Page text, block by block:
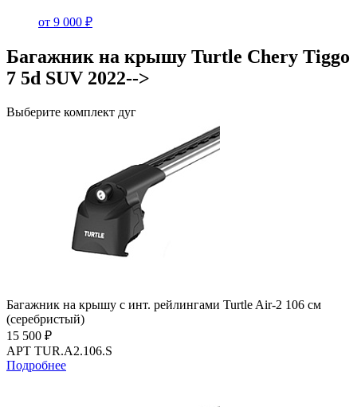
от 9 000 ₽
Багажник на крышу Turtle Chery Tiggo
7 5d SUV 2022-->
Выберите комплект дуг
Багажник на крышу с инт. рейлингами Turtle Air-2 106 см
(серебристый)
15 500 ₽
АРТ TUR.A2.106.S
Подробнее